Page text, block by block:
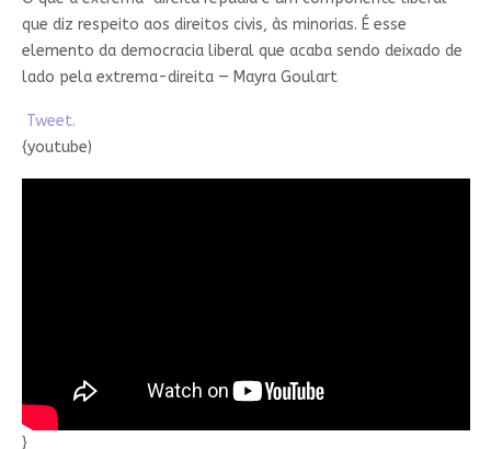
que diz respeito aos direitos civis, às minorias. É esse
elemento da democracia liberal que acaba sendo deixado de
lado pela extrema-direita — Mayra Goulart
Tweet.
{youtube)
}